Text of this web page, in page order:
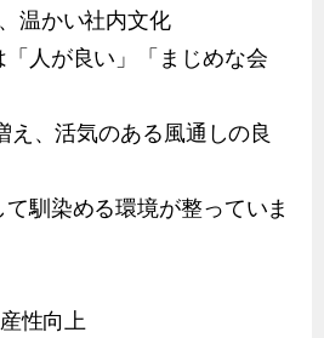
温かい社内文化
人が良い」「まじめな会
え、活気のある風通しの良
馴染める環境が整っていま
性向上